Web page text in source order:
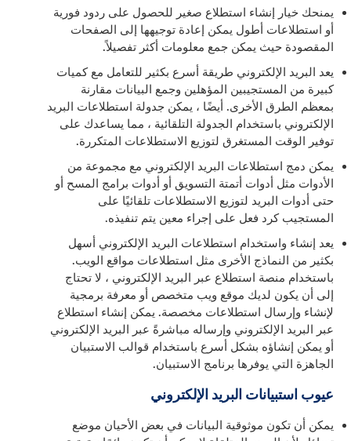
يمنحك خيار إنشاء استطلاع صغير للحصول على ردود فورية
أو استطلاعات أطول يمكن إعادة توجيهها إلى الصفحات
المقصودة حيث يمكن جمع معلومات أكثر تفصيلاً.
يعد البريد الإلكتروني طريقة أسرع بكثير للتعامل مع كميات
كبيرة من المستجيبين المؤهلين وجمع البيانات مقارنة
بمعظم الطرق الأخرى. أيضًا ، يمكن جدولة استطلاعات البريد
الإلكتروني باستخدام الجدولة التلقائية ، مما يساعدك على
توفير الوقت المستغرق لتوزيع الاستطلاعات المتكررة.
يمكن دمج استطلاعات البريد الإلكتروني مع مجموعة من
الأدوات مثل أدوات أتمتة التسويق أو أدوات برامج المسح أو
حتى أدوات البريد لتوزيع الاستطلاعات تلقائيًا على
المستجيب كرد فعل على إجراء معين يتم تنفيذه.
يعد إنشاء واستخدام استطلاعات البريد الإلكتروني أسهل
بكثير من النماذج الأخرى مثل استطلاعات مواقع الويب.
باستخدام منصة استطلاع عبر البريد الإلكتروني ، لا تحتاج
إلى أن يكون لديك موقع ويب متخصص أو معرفة برمجية
لإنشاء وإرسال استطلاعات مخصصة. يمكن إنشاء استطلاع
عبر البريد الإلكتروني وإرساله مباشرةً عبر البريد الإلكتروني
أو يمكن إنشاؤه بشكل أسرع باستخدام قوالب الاستبيان
الجاهزة التي يوفرها برنامج الاستبيان.
عيوب استبيانات البريد الإلكتروني
يمكن أن تكون موثوقية البيانات في بعض الأحيان موضع